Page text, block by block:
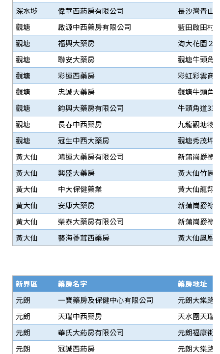
深水埗
偉華西葯房有限公司
長沙灣青山
觀塘
啟源中西藥房有限公司
藍田啟田村
觀塘
福興大藥房
淘大花園２
觀塘
聯安大藥房
觀塘牛頭角
觀塘
彩運西藥房
彩虹彩雲商
觀塘
忠誠大藥房
觀塘牛頭角
觀塘
鈞興大藥房有限公司
牛頭角道33
觀塘
長春中西藥房
九龍觀塘物
觀塘
冠生中西大藥房
觀塘秀茂坪
黃大仙
鴻運大藥房有限公司
新蒲崗爵祿
黃大仙
興盛大藥房
黃大仙竹園
黃大仙
中大保健藥業
黄大仙龍翔
黃大仙
安康大藥房
新蒲崗爵祿
黃大仙
榮泰大藥房有限公司
新蒲崗爵祿
黃大仙
藝海蔘茸西藥房 黃大仙鳳凰
新界區 藥房名字
藥房地址
元朗
一寶藥房及保健中心有限公司
元朗大棠路
元朗
天瑞中西藥房
天水圍天瑞
元朗
華氏大葯房有限公司
元朗福康街
元朗
冠誠西葯房
元朗大棠路